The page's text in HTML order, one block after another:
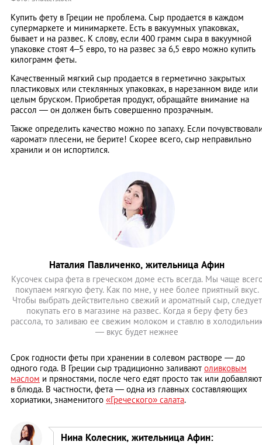
Купить фету в Греции не проблема. Сыр продается в каждом
супермаркете и минимаркете. Есть в вакуумных упаковках,
бывает и на развес. К слову, если 400 грамм сыра в вакуумной
упаковке стоят 4–5 евро, то на развес за 6,5 евро можно купить
килограмм феты.
Качественный мягкий сыр продается в герметично закрытых
пластиковых или стеклянных упаковках, в нарезанном виде или
целым бруском. Приобретая продукт, обращайте внимание на
рассол — он должен быть совершенно прозрачным.
Также определить качество можно по запаху. Если
«аромат» плесени, не берите! Скорее всего, сыр неправильно
хранили и он испортился.
Наталия Павличенко, жительница Афин
Кусочек сыра фета в греческом доме есть всегда. Мы чаще
покупаем мягкую фету. Как по мне, у нее более приятный вкус.
Чтобы выбрать действительно свежий и ароматный сыр, следует
покупать его в магазине на развес. Когда я беру фету без
рассола, то заливаю ее свежим молоком и ставлю в
— вкус будет нежнее
Срок годности феты при хранении в солевом растворе — до
одного года. В Греции сыр традиционно заливают оливковым
маслом и пряностями, после чего едят просто так или добавляют
в блюда. В частности, фета — одна из главных составляющих
хориатики, знаменитого «Греческого» салата.
Нина Колесник, жительница Афин: